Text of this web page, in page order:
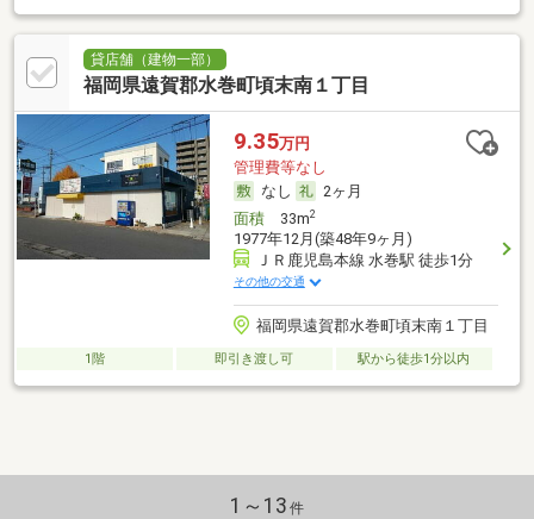
貸店舗（建物一部）
福岡県遠賀郡水巻町頃末南１丁目
9.35万円
管理費等なし
なし
2ヶ月
面積33m2
1977年12月(築48年9ヶ月)
ＪＲ鹿児島本線 水巻駅 徒歩1分
その他の交通
福岡県遠賀郡水巻町頃末南１丁目
1階 即引き渡し可 駅から徒歩1分以内
1～13 件